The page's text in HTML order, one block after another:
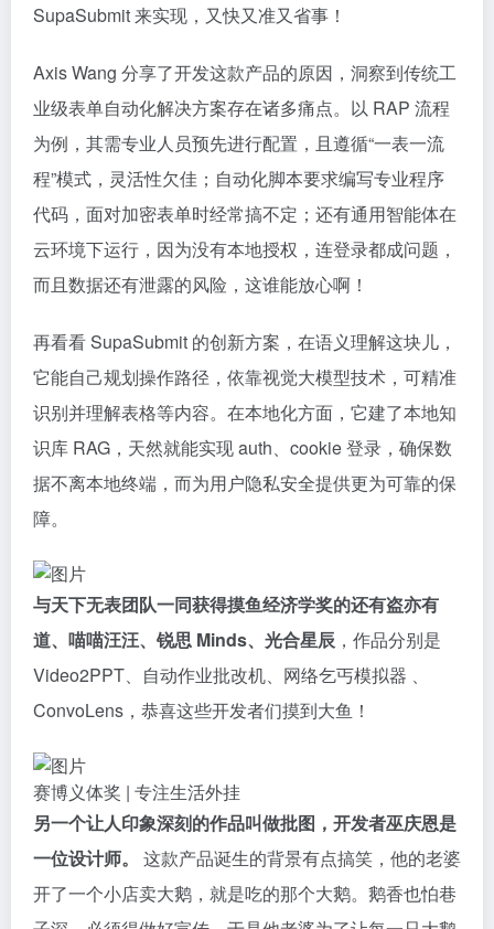
SupaSubmit 来实现，又快又准又省事！
Axis Wang 分享了开发这款产品的原因，洞察到传统工
业级表单自动化解决方案存在诸多痛点。以 RAP 流程
为例，其需专业人员预先进行配置，且遵循“一表一流
程”模式，灵活性欠佳；自动化脚本要求编写专业程序
代码，面对加密表单时经常搞不定；还有通用智能体在
云环境下运行，因为没有本地授权，连登录都成问题，
而且数据还有泄露的风险，这谁能放心啊！
再看看 SupaSubmit 的创新方案，在语义理解这块儿，
它能自己规划操作路径，依靠视觉大模型技术，可精准
识别并理解表格等内容。在本地化方面，它建了本地知
识库 RAG，天然就能实现 auth、cookie 登录，确保数
据不离本地终端，而为用户隐私安全提供更为可靠的保
障。
与天下无表团队一同获得摸鱼经济学奖的还有盗亦有
道、喵喵汪汪、锐思 Minds、光合星辰 ，作品分别是
Video2PPT、自动作业批改机、网络乞丐模拟器 、
ConvoLens，恭喜这些开发者们摸到大鱼！
赛博义体奖 | 专注生活外挂
另一个让人印象深刻的作品叫做批图，开发者巫庆恩是
一位设计师。
这款产品诞生的背景有点搞笑，他的老婆
开了一个小店卖大鹅，就是吃的那个大鹅。鹅香也怕巷